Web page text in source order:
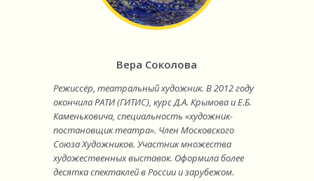
Вера Соколова
Режиссёр, театральный художник. В 2012 году
окончила РАТИ (ГИТИС), курс Д.А. Крымова и Е.Б.
Каменьковича, специальность «художник-
постановщик театра». Член Московского
Союза Художников. Участник множества
художественных выставок. Оформила более
десятка спектаклей в России и зарубежом.